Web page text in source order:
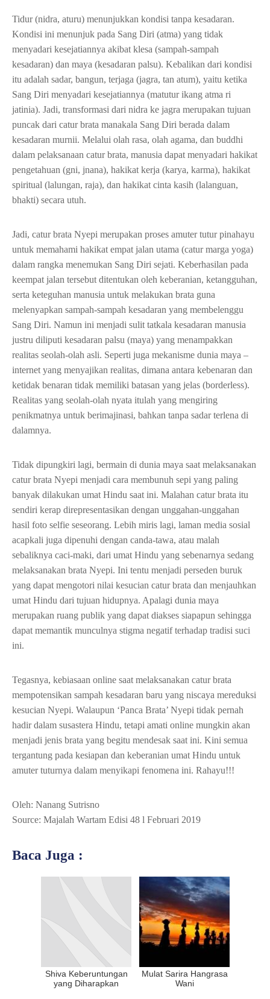
Tidur (nidra, aturu) menunjukkan kondisi tanpa kesadaran.
Kondisi ini menunjuk pada Sang Diri (atma) yang tidak
menyadari kesejatiannya akibat klesa (sampah-sampah
kesadaran) dan maya (kesadaran palsu). Kebalikan dari kondisi
itu adalah sadar, bangun, terjaga (jagra, tan atum), yaitu ketika
Sang Diri menyadari kesejatiannya (matutur ikang atma ri
jatinia). Jadi, transformasi dari nidra ke jagra merupakan tujuan
puncak dari catur brata manakala Sang Diri berada dalam
kesadaran murnii. Melalui olah rasa, olah agama, dan buddhi
dalam pelaksanaan catur brata, manusia dapat menyadari hakikat
pengetahuan (gni, jnana), hakikat kerja (karya, karma), hakikat
spiritual (lalungan, raja), dan hakikat cinta kasih (lalanguan,
bhakti) secara utuh.
Jadi, catur brata Nyepi merupakan proses amuter tutur pinahayu
untuk memahami hakikat empat jalan utama (catur marga yoga)
dalam rangka menemukan Sang Diri sejati. Keberhasilan pada
keempat jalan tersebut ditentukan oleh keberanian, ketangguhan,
serta keteguhan manusia untuk melakukan brata guna
melenyapkan sampah-sampah kesadaran yang membelenggu
Sang Diri. Namun ini menjadi sulit tatkala kesadaran manusia
justru diliputi kesadaran palsu (maya) yang menampakkan
realitas seolah-olah asli. Seperti juga mekanisme dunia maya –
internet yang menyajikan realitas, dimana antara kebenaran dan
ketidak benaran tidak memiliki batasan yang jelas (borderless).
Realitas yang seolah-olah nyata itulah yang mengiring
penikmatnya untuk berimajinasi, bahkan tanpa sadar terlena di
dalamnya.
Tidak dipungkiri lagi, bermain di dunia maya saat melaksanakan
catur brata Nyepi menjadi cara membunuh sepi yang paling
banyak dilakukan umat Hindu saat ini. Malahan catur brata itu
sendiri kerap direpresentasikan dengan unggahan-unggahan
hasil foto selfie seseorang. Lebih miris lagi, laman media sosial
acapkali juga dipenuhi dengan canda-tawa, atau malah
sebaliknya caci-maki, dari umat Hindu yang sebenarnya sedang
melaksanakan brata Nyepi. Ini tentu menjadi perseden buruk
yang dapat mengotori nilai kesucian catur brata dan menjauhkan
umat Hindu dari tujuan hidupnya. Apalagi dunia maya
merupakan ruang publik yang dapat diakses siapapun sehingga
dapat memantik munculnya stigma negatif terhadap tradisi suci
ini.
Tegasnya, kebiasaan online saat melaksanakan catur brata
mempotensikan sampah kesadaran baru yang niscaya mereduksi
kesucian Nyepi. Walaupun ‘Panca Brata’ Nyepi tidak pernah
hadir dalam susastera Hindu, tetapi amati online mungkin akan
menjadi jenis brata yang begitu mendesak saat ini. Kini semua
tergantung pada kesiapan dan keberanian umat Hindu untuk
amuter tuturnya dalam menyikapi fenomena ini. Rahayu!!!
Oleh: Nanang Sutrisno
Source: Majalah Wartam Edisi 48 l Februari 2019
Baca Juga :
Shiva Keberuntungan
yang Diharapkan
Mulat Sarira Hangrasa
Wani